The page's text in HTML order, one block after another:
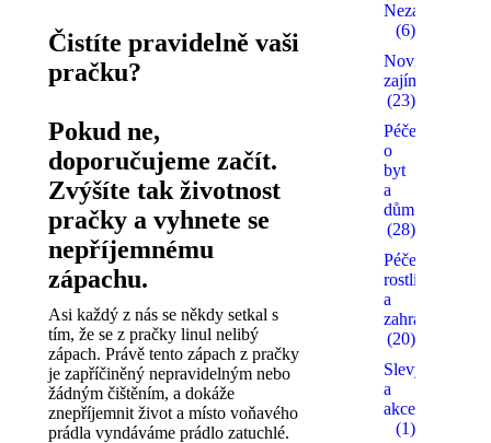
Čistíte pravidelně vaši
pračku?
Pokud ne,
doporučujeme začít.
Zvýšíte tak životnost
pračky a vyhnete se
nepříjemnému
zápachu.
Asi každý z nás se někdy setkal s
tím, že se z pračky linul nelibý
zápach. Právě tento zápach z pračky
je zapříčiněný nepravidelným nebo
žádným čištěním, a dokáže
znepříjemnit život a místo voňavého
prádla vyndáváme prádlo zatuchlé.
Nezařazené
(6)
Novinky a
zajímavosti
(23)
Péče
o
byt
a
dům
(28)
Péče o
rostliny
a
zahradu
(20)
Slevy
a
akce
(1)